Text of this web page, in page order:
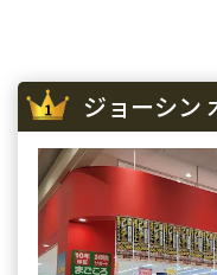
iPhone 13 mini
iPhone 13 Pro
iPhone 13 Pro Max
iPhone 12 mini
ジョーシン 木